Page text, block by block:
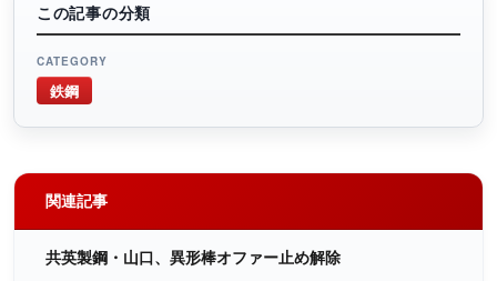
この記事の分類
CATEGORY
鉄鋼
関連記事
共英製鋼・山口、異形棒オファー止め解除